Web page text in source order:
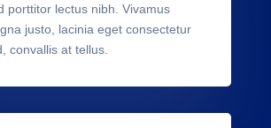
porttitor lectus nibh. Vivamus
justo, lacinia eget consectetur
convallis at tellus.